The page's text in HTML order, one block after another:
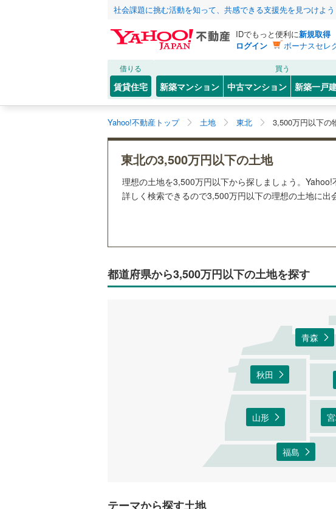
社会課題に挑む活動を知って、共感できる支援先を見つけよう
IDでもっと便利に新規取得
ログイン
ボーナスセレ
借りる
賃貸住宅
買う
新築マンション 中古マンション 新築一戸
Yahoo!不動産トップ 土地 東北 3,500万円以下の
東北の3,500万円以下の土地
理想の土地を3,500万円以下から探しましょう。
詳しく検索できるので3,500万円以下の理想の土地に出
都道府県から3,500万円以下の土地を探す
青森
秋田
山形
福島
テーマから探す土地